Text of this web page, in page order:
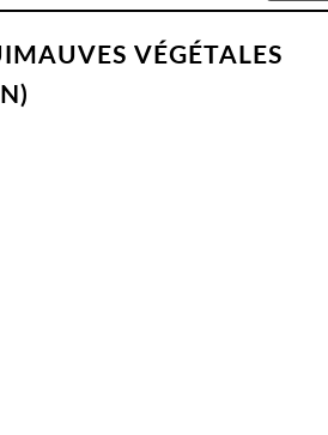
VÉGÉTALES